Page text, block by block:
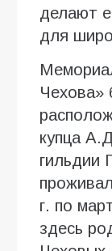
делают
для
Чехова»
купца
гильдии
г. по
здесь